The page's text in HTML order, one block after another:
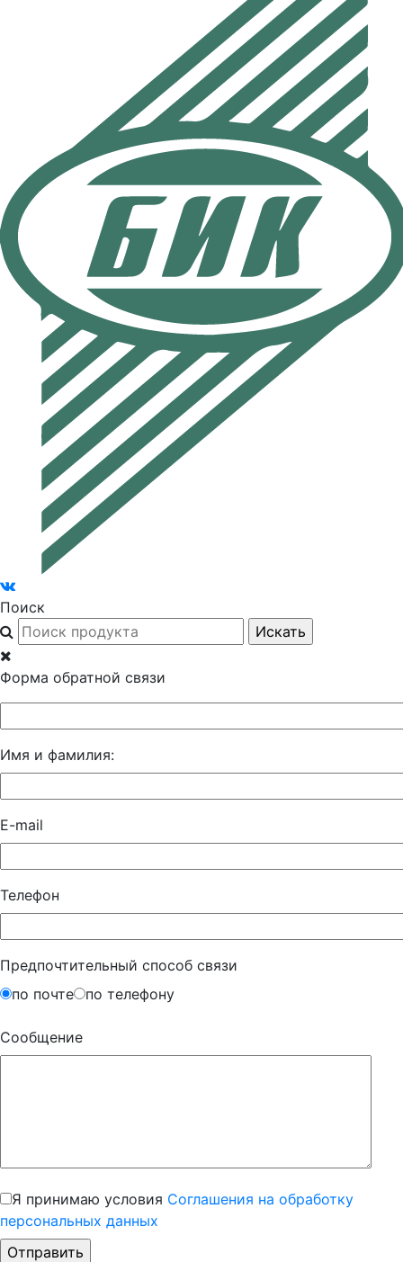
Поиск
Форма обратной связи
Имя и фамилия:
E-mail
Телефон
Предпочтительный способ связи
по почте
по телефону
Сообщение
Я принимаю условия Соглашения на обработку
персональных данных